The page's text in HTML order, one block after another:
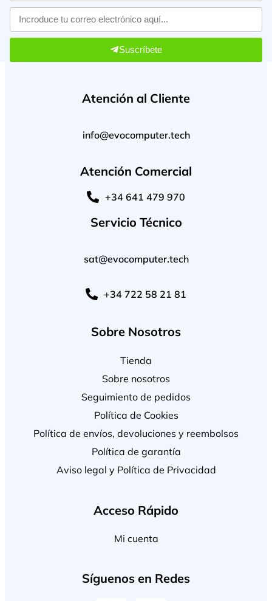
Suscríbete
Atención al Cliente
info@evocomputer.tech
Atención Comercial
+34 641 479 970
Servicio Técnico
sat@evocomputer.tech
+34 722 58 21 81
Sobre Nosotros
Tienda
Sobre nosotros
Seguimiento de pedidos
Política de Cookies
Política de envíos, devoluciones y reembolsos
Política de garantía
Aviso legal y Política de Privacidad
Acceso Rápido
Mi cuenta
Síguenos en Redes